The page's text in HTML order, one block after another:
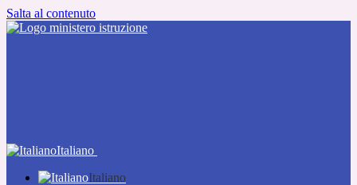
Salta al contenuto
Italiano
Italiano